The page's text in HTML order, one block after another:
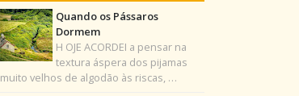
Quando os Pássaros
Dormem
H OJE ACORDEI a pensar na
textura áspera dos pijamas
muito velhos de algodão às riscas, …